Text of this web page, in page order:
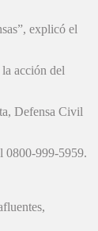
explicó el
acción del
Defensa Civil
0800-999-5959.